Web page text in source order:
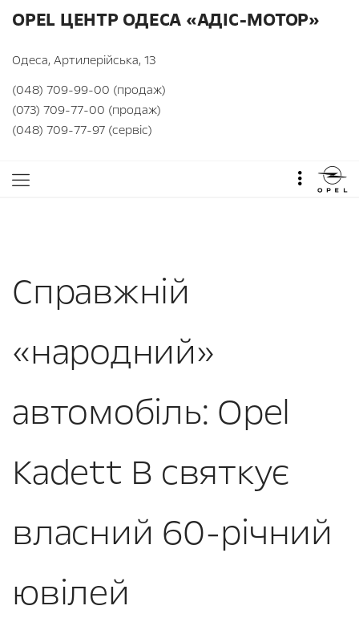
OPEL ЦЕНТР ОДЕСА «АДІС-МОТОР»
Одеса, Артилерійська, 13
(048) 709-99-00 (продаж)
(073) 709-77-00 (продаж)
(048) 709-77-97 (сервіс)
Справжній
«народний»
автомобіль: Opel
Kadett B святкує
власний 60-річний
ювілей